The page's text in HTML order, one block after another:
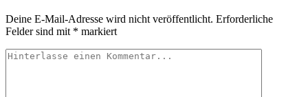
Deine E-Mail-Adresse wird nicht veröffentlicht. Erforderliche
Felder sind mit * markiert